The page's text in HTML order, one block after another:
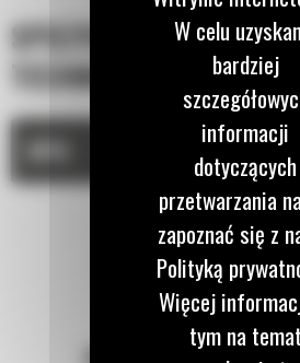
SPECYFIKACJA
TECHNICZNA
W celu
bardziej
informacji
dotyczących
przetwarzania
zapoznać się z
Polityką
Więcej
tym na temat